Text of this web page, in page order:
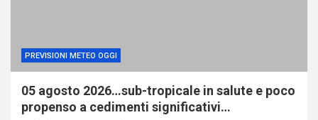
PREVISIONI METEO OGGI
05 agosto 2026…sub-tropicale in salute e poco
propenso a cedimenti significativi…